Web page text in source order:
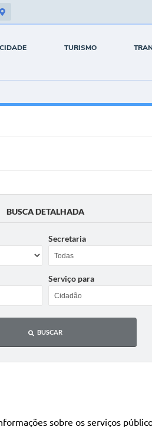
TURISMO
BUSCA DETALHADA
Secretaria
Serviço para
BUSCAR
sobre os serviços